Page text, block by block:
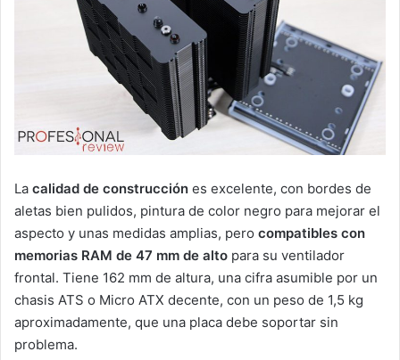
La calidad de construcción es excelente, con bordes de
aletas bien pulidos, pintura de color negro para mejorar el
aspecto y unas medidas amplias, pero compatibles con
memorias RAM de 47 mm de alto para su ventilador
frontal. Tiene 162 mm de altura, una cifra asumible por un
chasis ATS o Micro ATX decente, con un peso de 1,5 kg
aproximadamente, que una placa debe soportar sin
problema.